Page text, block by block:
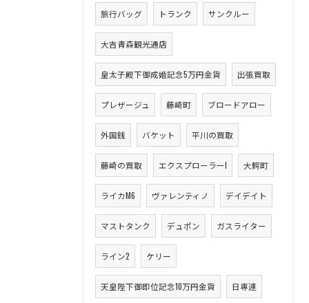
旅行バッグ トランク サンクルー
大吉青森観光通店
皇太子殿下御成婚記念5万円金貨 出張買取
プレザージュ 藤崎町 ブロードアロー
外国銭 バケット 平川の買取
藤崎の買取 エクスプローラーI 大鰐町
ライカM6 ヴァレンティノ デイデイト
マストタンク デュポン ガスライター
ライン2 ケリー
天皇陛下御即位記念10万円金貨 日専連